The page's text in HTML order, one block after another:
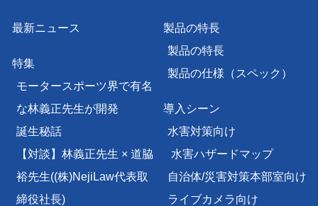
最新ニュース
特集
モータースポーツ界で有名
な林義正先生が開発
誕生秘話
【対談】林義正先生 × 道脇
裕先生((株)NejiLaw代表取
締役社長)
製品の特長
製品の特長
製品の仕様（スペック）
導入シーン
水害対策向け
水害ハザードマップ
自治体/災害対策本部室向け
ライブカメラ向け